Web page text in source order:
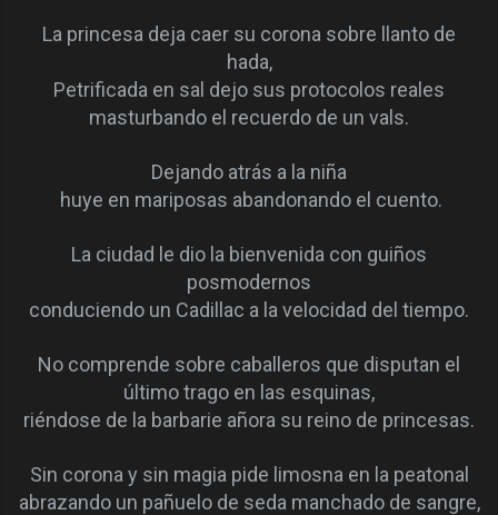
La princesa deja caer su corona sobre llanto de
hada,
Petrificada en sal dejo sus protocolos reales
masturbando el recuerdo de un vals.
Dejando atrás a la niña
huye en mariposas abandonando el cuento.
La ciudad le dio la bienvenida con guiños
posmodernos
conduciendo un Cadillac a la velocidad del tiempo.
No comprende sobre caballeros que disputan el
último trago en las esquinas,
riéndose de la barbarie añora su reino de princesas.
Sin corona y sin magia pide limosna en la peatonal
abrazando un pañuelo de seda manchado de sangre,